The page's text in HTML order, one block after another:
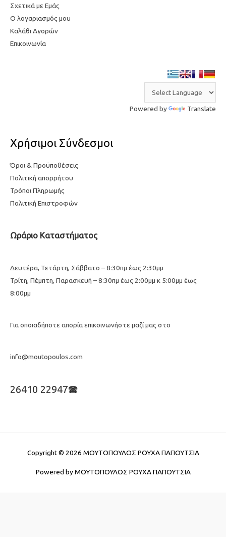
Σχετικά με Εμάς
Ο λογαριασμός μου
Καλάθι Αγορών
Επικοινωνία
Powered by Translate
Χρήσιμοι Σύνδεσμοι
Όροι & Προϋποθέσεις
Πολιτική απορρήτου
Τρόποι Πληρωμής
Πολιτική Επιστροφών
Ωράριο Καταστήματος
Δευτέρα, Τετάρτη, Σάββατο – 8:30πμ έως 2:30μμ
Τρίτη, Πέμπτη, Παρασκευή – 8:30πμ έως 2:00μμ κ 5:00μμ έως
8:00μμ
Για οποιαδήποτε απορία επικοινωνήστε μαζί μας στο
info@moutopoulos.com
26410 22947🕿
Copyright © 2026 ΜΟΥΤΟΠΟΥΛΟΣ ΡΟΥΧΑ ΠΑΠΟΥΤΣΙΑ
Powered byΜΟΥΤΟΠΟΥΛΟΣ ΡΟΥΧΑ ΠΑΠΟΥΤΣΙΑ